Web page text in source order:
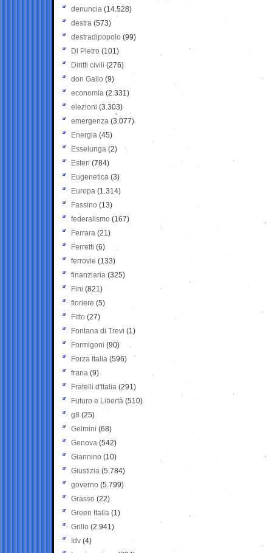
denuncia (14.528)
destra (573)
destradipopolo (99)
Di Pietro (101)
Diritti civili (276)
don Gallo (9)
economia (2.331)
elezioni (3.303)
emergenza (3.077)
Energia (45)
Esselunga (2)
Esteri (784)
Eugenetica (3)
Europa (1.314)
Fassino (13)
federalismo (167)
Ferrara (21)
Ferretti (6)
ferrovie (133)
finanziaria (325)
Fini (821)
fioriere (5)
Fitto (27)
Fontana di Trevi (1)
Formigoni (90)
Forza Italia (596)
frana (9)
Fratelli d'Italia (291)
Futuro e Libertà (510)
g8 (25)
Gelmini (68)
Genova (542)
Giannino (10)
Giustizia (5.784)
governo (5.799)
Grasso (22)
Green Italia (1)
Grillo (2.941)
Idv (4)